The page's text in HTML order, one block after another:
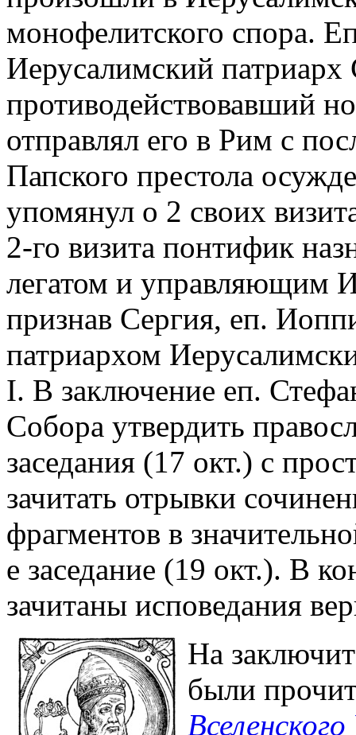
монофелитского спора.
Иерусалимский
противодействовавший
отправлял его в Рим с
Папского престола
упомянул о 2 своих
2-го визита понтифик
легатом и управляющим
признав Сергия, еп.
патриархом
I. В заключение еп.
Собора утвердить
заседания (17 окт.) с
зачитать отрывки
фрагментов в
е заседание (19 окт.). В
зачитаны исповедания
На
были